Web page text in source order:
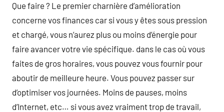
Que faire ? Le premier charnière d’amélioration
concerne vos finances car si vous y êtes sous pression
et chargé, vous n’aurez plus ou moins d’énergie pour
faire avancer votre vie spécifique. dans le cas où vous
faites de gros horaires, vous pouvez vous fournir pour
aboutir de meilleure heure. Vous pouvez passer sur
d’optimiser vos journées. Moins de pauses, moins
d’Internet, etc… si vous avez vraiment trop de travail,